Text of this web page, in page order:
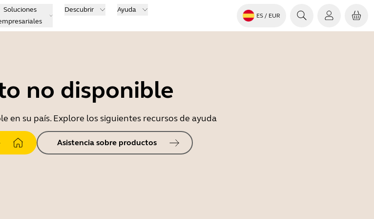
Soluciones
Descubrir Ayuda
ES / EUR
no disponible
en su país. Explore los siguientes recursos de ayuda
Asistencia sobre productos